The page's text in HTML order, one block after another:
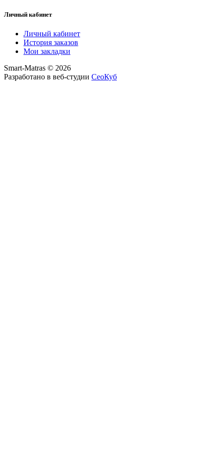
Личный кабинет
Личный кабинет
История заказов
Мои закладки
Smart-Matras © 2026
Разработано в веб-студии СеоКуб